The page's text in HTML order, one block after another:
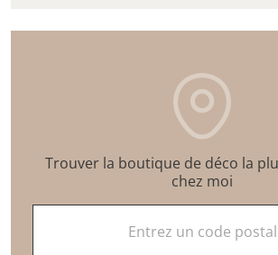
Trouver la boutique de déco la
chez moi